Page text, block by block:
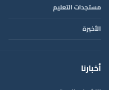
مستجدات التعليم
الأخيرة
أخبارنا